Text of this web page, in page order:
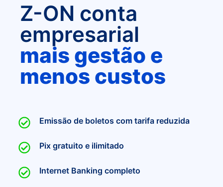
Z-ON conta
empresarial
mais gestão e
menos custos
Emissão de boletos com tarifa reduzida
Pix gratuito e ilimitado
Internet Banking completo